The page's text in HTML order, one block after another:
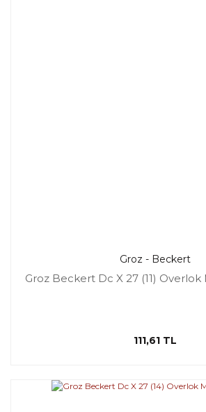
Groz - Beckert
Groz Beckert Dc X 27 (11) Overlok
111,61 TL